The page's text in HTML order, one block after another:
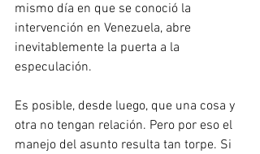
mismo día en que se conoció la
intervención en Venezuela, abre
inevitablemente la puerta a la
especulación.
Es posible, desde luego, que una cosa y
otra no tengan relación. Pero por eso el
manejo del asunto resulta tan torpe. Si